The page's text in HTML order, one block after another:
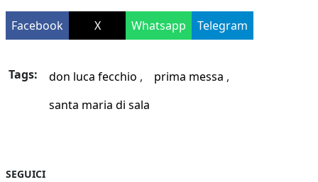
Facebook X Whatsapp Telegram
Tags: don luca fecchio
prima messa
santa maria di sala
SEGUICI